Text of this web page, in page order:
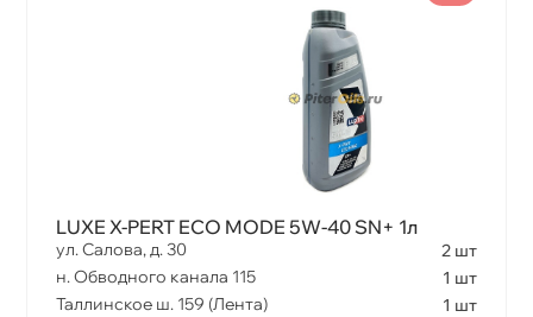
LUXE X-PERT ECO MODE 5W-40 SN+ 1л
ул. Салова, д. 30
2 шт
н. Обводного канала 115
1 шт
Таллинское ш. 159 (Лента)
1 шт